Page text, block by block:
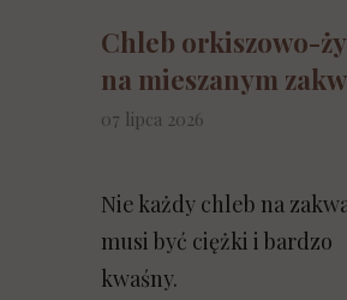
Chleb orkiszowo-
na mieszanym
07 lipca 2026
Nie każdy chleb na
musi być ciężki i bardzo
kwaśny.